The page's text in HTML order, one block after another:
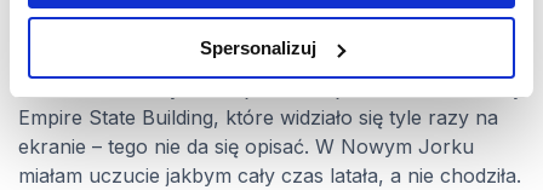
Spersonalizuj
„Lalaland”. Oprócz tego jako Au Pair miałam okazję do
Empire State Building, które widziało się tyle razy na
ekranie – tego nie da się opisać. W Nowym Jorku
miałam uczucie jakbym cały czas latała, a nie chodziła.